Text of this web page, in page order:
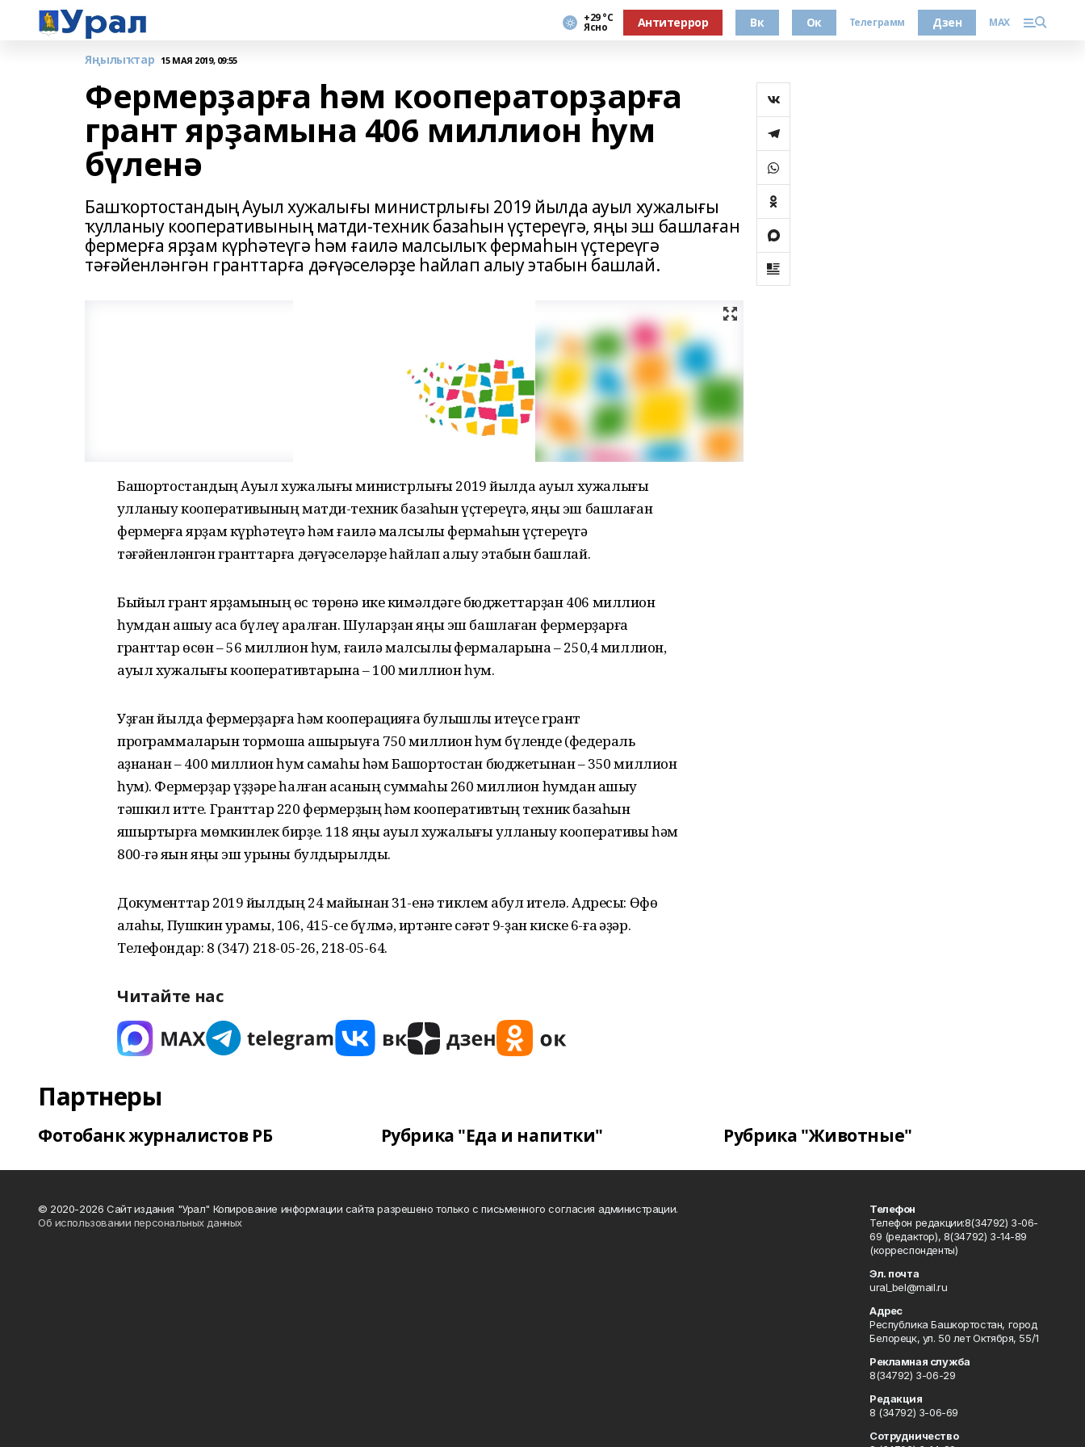
+29 °С
Ясно Антитеррор Вк Ок Телеграмм Дзен MAX
Яңылыҡтар 15 МАЯ 2019, 09:55
Фермерҙарға һәм кооператорҙарға
грант ярҙамына 406 миллион һум
бүленә
Башҡортостандың Ауыл хужалығы министрлығы 2019 йылда ауыл хужалығы
ҡулланыу кооперативының матди-техник базаһын үҫтереүгә, яңы эш башлаған
фермерға ярҙам күрһәтеүгә һәм ғаилә малсылыҡ фермаһын үҫтереүгә
тәғәйенләнгән гранттарға дәғүәселәрҙе һайлап алыу этабын башлай.
Башҡортостандың Ауыл хужалығы министрлығы 2019 йылда ауыл хужалығы
ҡулланыу кооперативының матди-техник базаһын үҫтереүгә, яңы эш башлаған
фермерға ярҙам күрһәтеүгә һәм ғаилә малсылыҡ фермаһын үҫтереүгә
тәғәйенләнгән гранттарға дәғүәселәрҙе һайлап алыу этабын башлай.
Быйыл грант ярҙамының өс төрөнә ике кимәлдәге бюджеттарҙан 406 миллион
һумдан ашыу аҡса бүлеү ҡаралған. Шуларҙан яңы эш башлаған фермерҙарға
гранттар өсөн – 56 миллион һум, ғаилә малсылыҡ фермаларына – 250,4 миллион,
ауыл хужалығы кооперативтарына – 100 миллион һум.
Уҙған йылда фермерҙарға һәм кооперацияға булышлыҡ итеүсе грант
программаларын тормошҡа ашырыуға 750 миллион һум бүленде (федераль
ҡаҙнанан – 400 миллион һум самаһы һәм Башҡортостан бюджетынан – 350 миллион
һум). Фермерҙар үҙҙәре һалған аҡсаның суммаһы 260 миллион һумдан ашыу
тәшкил итте. Гранттар 220 фермерҙың һәм кооперативтың техник базаһын
яҡшыртырға мөмкинлек бирҙе. 118 яңы ауыл хужалығы ҡулланыу кооперативы һәм
800-гә яҡын яңы эш урыны булдырылды.
Документтар 2019 йылдың 24 майынан 31-енә тиклем ҡабул ителә. Адресы: Өфө
ҡалаһы, Пушкин урамы, 106, 415-се бүлмә, иртәнге сәғәт 9-ҙан киске 6-ға ҡәҙәр.
Телефондар: 8 (347) 218-05-26, 218-05-64.
Читайте нас
Партнеры
Фотобанк журналистов РБ Рубрика "Еда и напитки" Рубрика "Животные"
© 2020-2026 Сайт издания "Урал" Копирование информации сайта разрешено только с письменного согласия администрации.
Об использовании персональных данных
Телефон
Телефон редакции:8(34792) 3-06-
69 (редактор), 8(34792) 3-14-89
(корреспонденты)
Эл. почта
ural_bel@mail.ru
Адрес
Республика Башкортостан, город
Белорецк, ул. 50 лет Октября, 55/1
Рекламная служба
8(34792) 3-06-29
Редакция
8 (34792) 3-06-69
Сотрудничество